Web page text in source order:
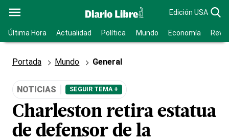
Edición USA
Última Hora Actualidad Política Mundo Economía
Portada Mundo General
NOTICIAS SEGUIR TEMA +
Charleston retira estatua
de defensor de la